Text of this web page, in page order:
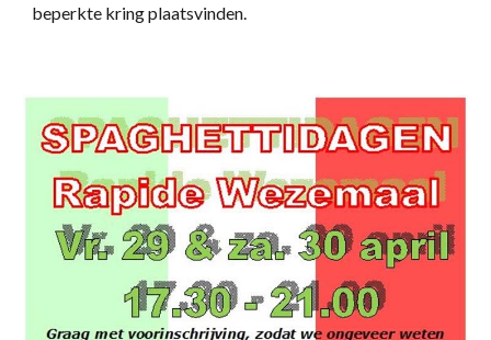
beperkte kring plaatsvinden.